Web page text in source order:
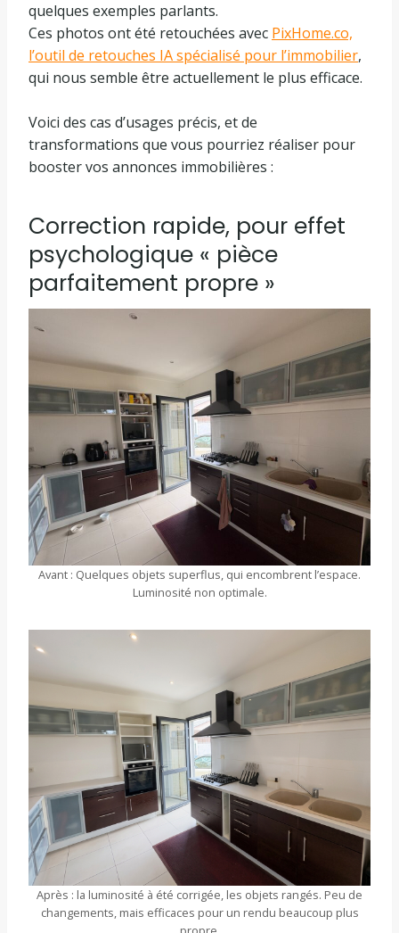
quelques exemples parlants.
Ces photos ont été retouchées avec PixHome.co,
l’outil de retouches IA spécialisé pour l’immobilier,
qui nous semble être actuellement le plus efficace.
Voici des cas d’usages précis, et de
transformations que vous pourriez réaliser pour
booster vos annonces immobilières :
Correction rapide, pour effet
psychologique « pièce
parfaitement propre »
Avant : Quelques objets superflus, qui encombrent l’espace.
Luminosité non optimale.
Après : la luminosité à été corrigée, les objets rangés. Peu de
changements, mais efficaces pour un rendu beaucoup plus